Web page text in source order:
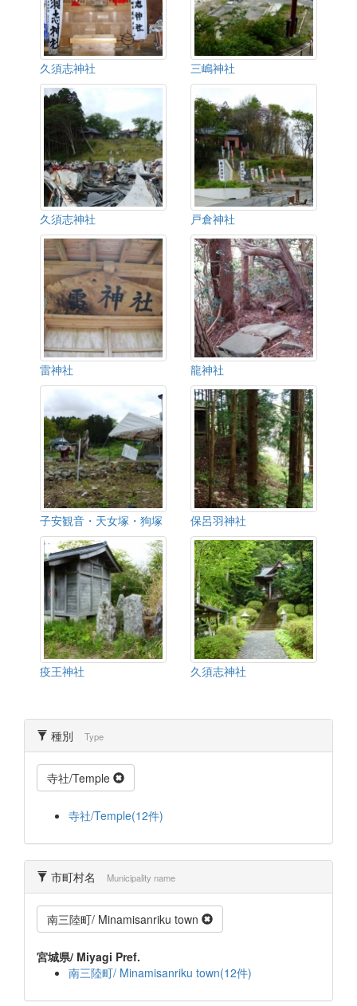
久須志神社 三嶋神社
久須志神社 戸倉神社
雷神社 龍神社
子安観音・天女塚・狗塚 保呂羽神社
疫王神社 久須志神社
種別 Type
寺社/Temple
寺社/Temple(12件)
市町村名 Municipality name
南三陸町/ Minamisanriku town
宮城県/ Miyagi Pref.
南三陸町/ Minamisanriku town(12件)